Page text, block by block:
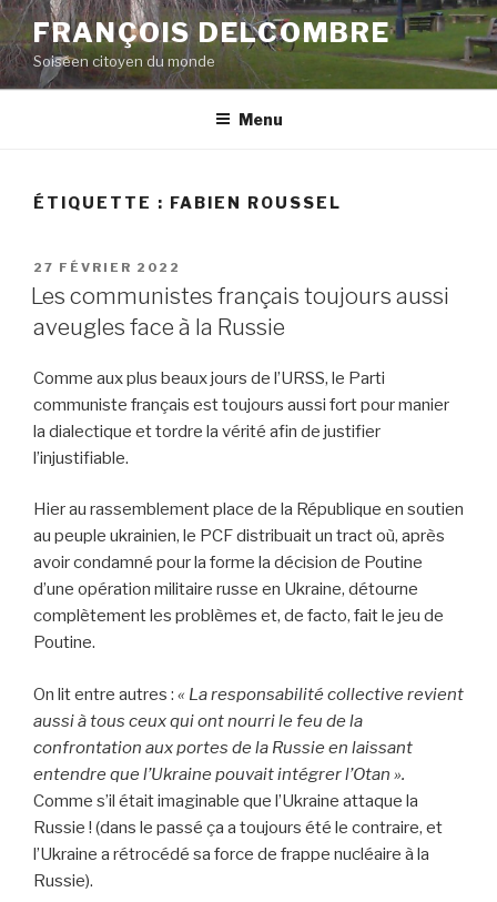
Aller
au
contenu
principal
FRANÇOIS DELCOMBRE
Soiséen citoyen du monde
Menu
ÉTIQUETTE : FABIEN ROUSSEL
PUBLIÉ
LE
27 FÉVRIER 2022
Les communistes français toujours aussi
aveugles face à la Russie
Comme aux plus beaux jours de l’URSS, le Parti
communiste français est toujours aussi fort pour manier
la dialectique et tordre la vérité afin de justifier
l’injustifiable.
Hier au rassemblement place de la République en soutien
au peuple ukrainien, le PCF distribuait un tract où, après
avoir condamné pour la forme la décision de Poutine
d’une opération militaire russe en Ukraine, détourne
complètement les problèmes et, de facto, fait le jeu de
Poutine.
On lit entre autres : « La responsabilité collective revient
aussi à tous ceux qui ont nourri le feu de la
confrontation aux portes de la Russie en laissant
entendre que l’Ukraine pouvait intégrer l’Otan ».
Comme s’il était imaginable que l’Ukraine attaque la
Russie ! (dans le passé ça a toujours été le contraire, et
l’Ukraine a rétrocédé sa force de frappe nucléaire à la
Russie).